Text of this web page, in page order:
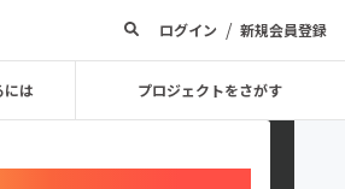
ログイン / 新規会員登録
には プロジェクトをさがす